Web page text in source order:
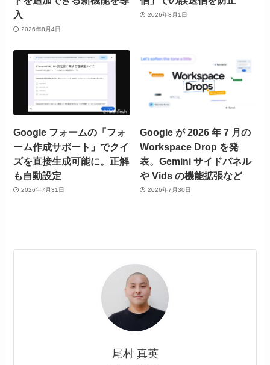
入
2026年8月4日
2026年8月1日
Google フォームの「フォ
ーム作成サポート」でクイ
ズを直接生成可能に。正解
も自動設定
2026年7月31日
Google が 2026 年 7 月の
Workspace Drop を発
表。Gemini サイドパネル
や Vids の機能拡張など
2026年7月30日
尾村 真英